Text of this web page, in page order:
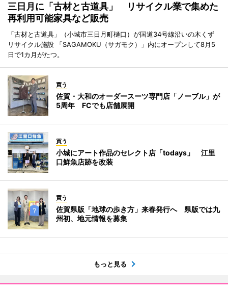
三日月に「古材と古道具」 リサイクル業で集めた
再利用可能家具など販売
「古材と古道具」（小城市三日月町樋口）が国道34号線沿いの木くず
リサイクル施設 「SAGAMOKU（サガモク）」内にオープンして8月5
日で1カ月がたつ。
買う
佐賀・大和のオーダースーツ専門店「ノーブル」が
5周年 FCでも店舗展開
買う
小城にアート作品のセレクト店「todays」 江里
口鮮魚店跡を改装
買う
佐賀県版「地球の歩き方」来春発行へ 県版では九
州初、地元情報を募集
もっと見る